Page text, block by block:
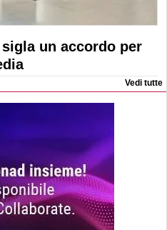
un accordo per
Vedi tutte